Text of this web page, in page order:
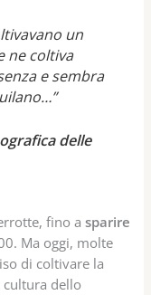
un
ne coltiva
e sembra
delle
fino asparire
Ma oggi, molte
di coltivare la
cultura dello